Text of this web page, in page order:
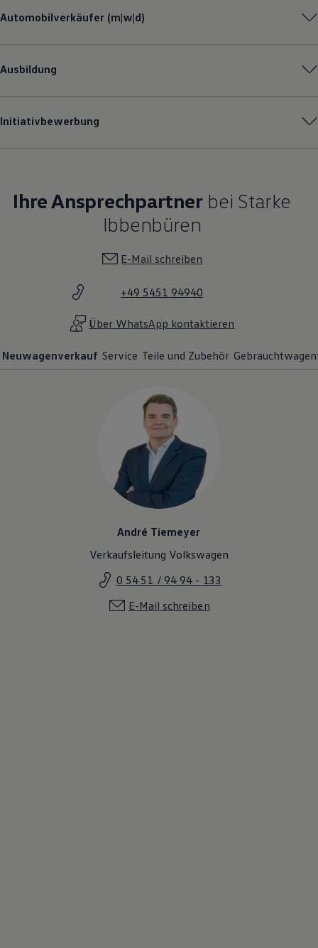
Automobilverkäufer (m|w|d)
Ausbildung
Initiativbewerbung
Ihre Ansprechpartnerbei Starke
Ibbenbüren
E-Mail schreiben
+49 5451 94940
Über WhatsApp kontaktieren
Neuwagenverkauf Service Teile und Zubehör
André Tiemeyer
Verkaufsleitung Volkswagen
0 54 51 / 94 94 - 133
E-Mail schreiben